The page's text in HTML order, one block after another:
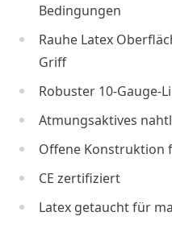
Bedingungen
Rauhe Latex
Griff
Robuster 10-Gauge-
Atmungsaktives
Offene Konstruktion
CE zertifiziert
Latex getaucht für